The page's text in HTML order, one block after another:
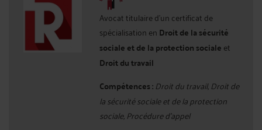
Avocat titulaire d'un certificat de
spécialisation en Droit de la sécurité
sociale et de la protection sociale et
Droit du travail
Compétences : Droit du travail, Droit de
la sécurité sociale et de la protection
sociale, Procédure d'appel